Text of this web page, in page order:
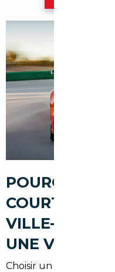
POURQUOI
COURTIER
VILLE-DU-
UNE
Choisir un courtier,